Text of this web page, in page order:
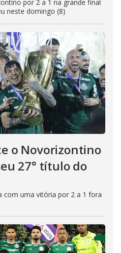
por 2 a 1 na grande final
neste domingo (8)
o Novorizontino
27° título do
com uma vitória por 2 a 1 fora